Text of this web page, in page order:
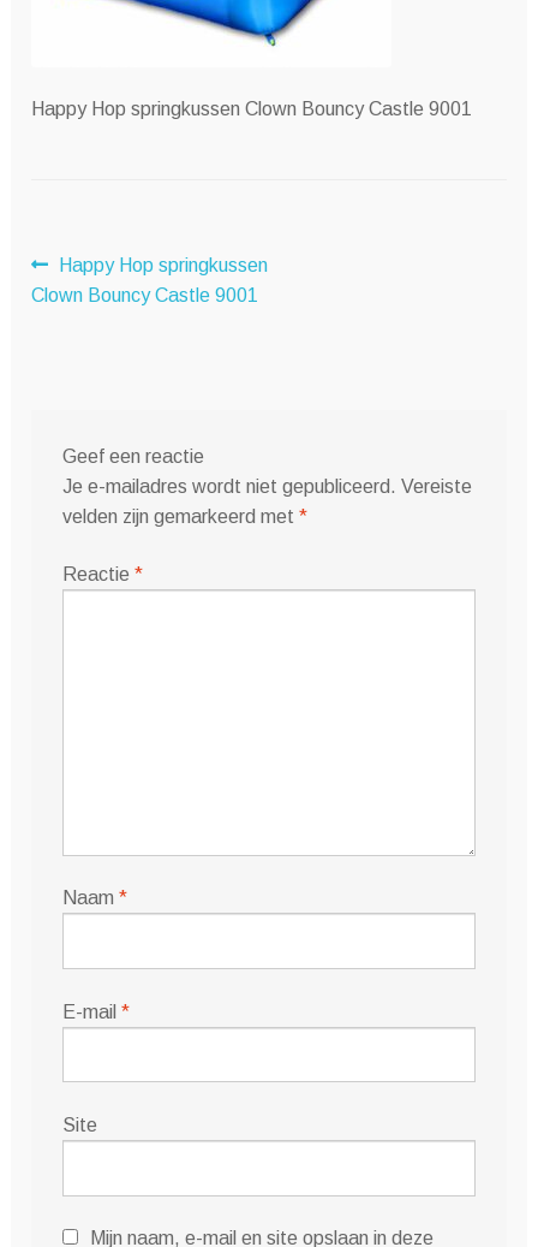
Happy Hop springkussen Clown Bouncy Castle 9001
Bericht
navigatie
Vorig
bericht:
Happy Hop springkussen
Clown Bouncy Castle 9001
Geef een reactie
Je e-mailadres wordt niet gepubliceerd. Vereiste
velden zijn gemarkeerd met *
Reactie *
Naam *
E-mail *
Site
Mijn naam, e-mail en site opslaan in deze